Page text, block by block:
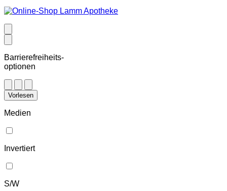
Barrierefreiheits-
optionen
Vorlesen
Medien
Invertiert
S/W